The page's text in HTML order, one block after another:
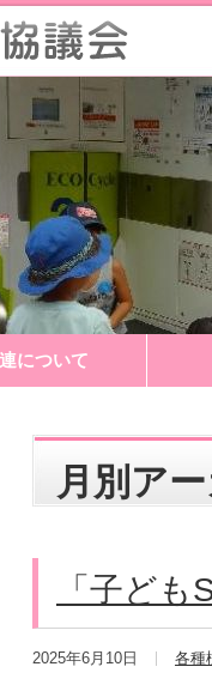
について
月別ア
「子ど
2025年6月10日 各種